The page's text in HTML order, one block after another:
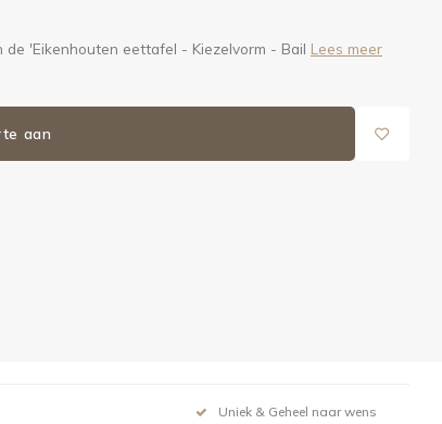
'Eikenhouten eettafel - Kiezelvorm - Bail Lees meer
aan
Uniek & Geheel naar wens